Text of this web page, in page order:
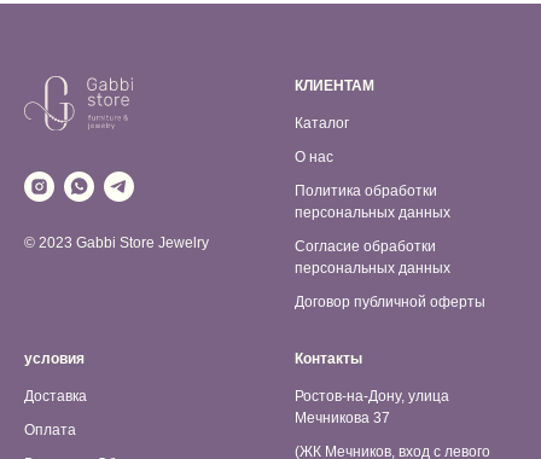
© 2023 Gabbi Store Jewelry
КЛИЕНТАМ
Каталог
О нас
Политика обработки
персональных данных
Согласие обработки
персональных данных
Договор публичной оферты
условия
Доставка
Оплата
Контакты
Ростов-на-Дону, улица
Мечникова 37
(ЖК Мечников, вход с левого